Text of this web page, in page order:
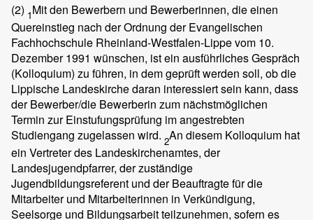
(2) 1Mit den Bewerbern und Bewerberinnen, die einen
Quereinstieg nach der Ordnung der Evangelischen
Fachhochschule Rheinland-Westfalen-Lippe vom 10.
Dezember 1991 wünschen, ist ein ausführliches Gespräch
(Kolloquium) zu führen, in dem geprüft werden soll, ob die
Lippische Landeskirche daran interessiert sein kann, dass
der Bewerber/die Bewerberin zum nächstmöglichen
Termin zur Einstufungsprüfung im angestrebten
Studiengang zugelassen wird. 2An diesem Kolloquium hat
ein Vertreter des Landeskirchenamtes, der
Landesjugendpfarrer, der zuständige
Jugendbildungsreferent und der Beauftragte für die
Mitarbeiter und Mitarbeiterinnen in Verkündigung,
Seelsorge und Bildungsarbeit teilzunehmen, sofern es